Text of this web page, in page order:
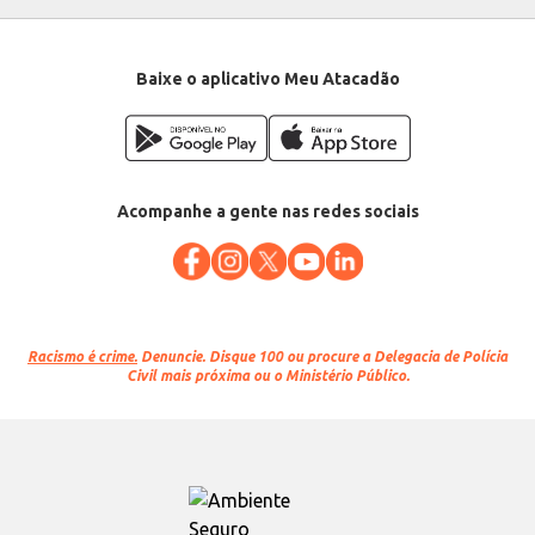
Conteúdo: 50 unidades
Baixe o aplicativo Meu Atacadão
Acompanhe a gente nas redes sociais
Racismo é crime. Denuncie. Disque 100 ou procure a Delegacia de Polícia
Civil mais próxima ou o Ministério Público.